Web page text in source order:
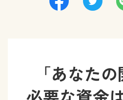
「あなた